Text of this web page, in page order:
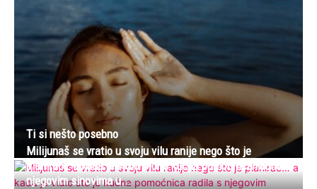
Ti si nešto posebno
Milijunaš se vratio u svoju vilu ranije nego što je
planirao… a kada je vidio što je kućna pomoćnica radila s
njegovim sinovima u...